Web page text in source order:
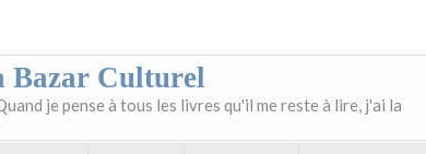
Bazar Culturel
je pense à tous les livres qu'il me reste à lire, j'ai la